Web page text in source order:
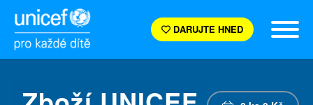
DARUJTE HNED